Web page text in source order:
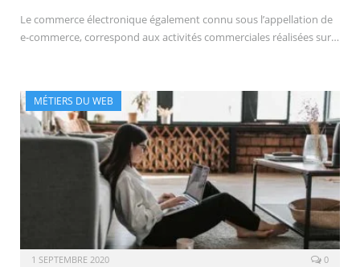
Le commerce électronique également connu sous l’appellation de
e-commerce, correspond aux activités commerciales réalisées sur…
MÉTIERS DU WEB
1 SEPTEMBRE 2020 0